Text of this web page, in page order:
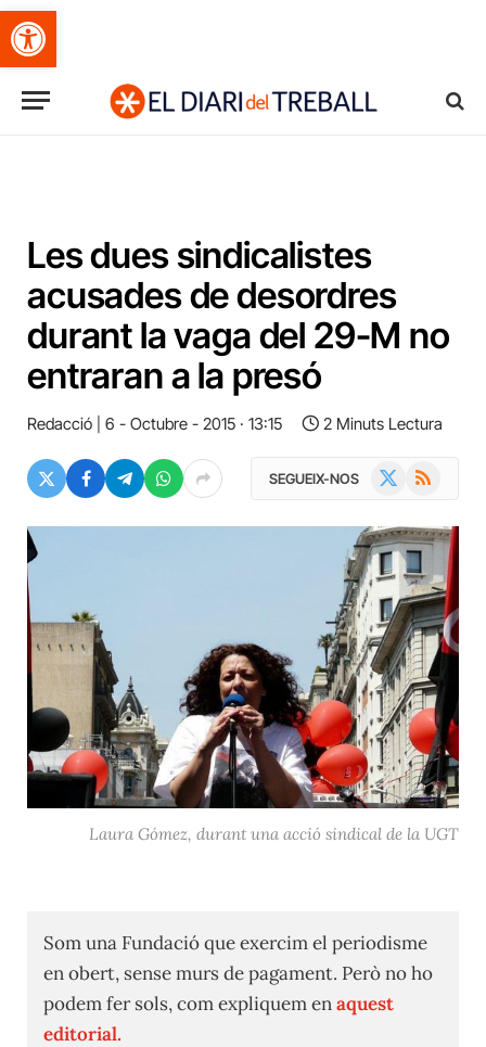
Obre la barra d'eines
Les dues sindicalistes
acusades de desordres
durant la vaga del 29-M no
entraran a la presó
Redacció 6 - Octubre - 2015 · 13:15 2 Minuts Lectura
SEGUEIX-NOS RSS
Laura Gómez, durant una acció sindical de la UGT
Som una Fundació que exercim el periodisme
en obert, sense murs de pagament. Però no ho
podem fer sols, com expliquem enaquest
editorial.